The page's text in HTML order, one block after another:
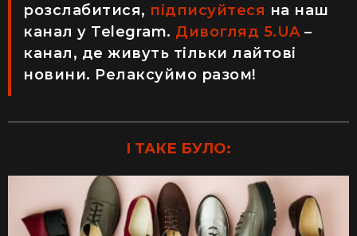
розслабитися, підписуйтеся на наш
канал у Telegram. Дивогляд 5.UA–
канал, де живуть тільки лайтові
новини. Релаксуймо разом!
І ТАКЕ БУЛО: